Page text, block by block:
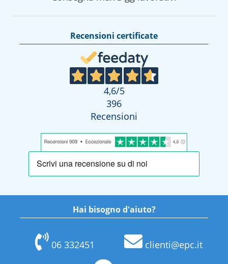
Recensioni certificate
4,6/5
396
Recensioni
Hai bisogno d'aiuto?
06 332451 clienti@epc.it